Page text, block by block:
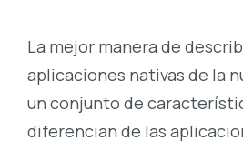
La mejor manera de
aplicaciones nativas de la
un conjunto de
diferencian de las